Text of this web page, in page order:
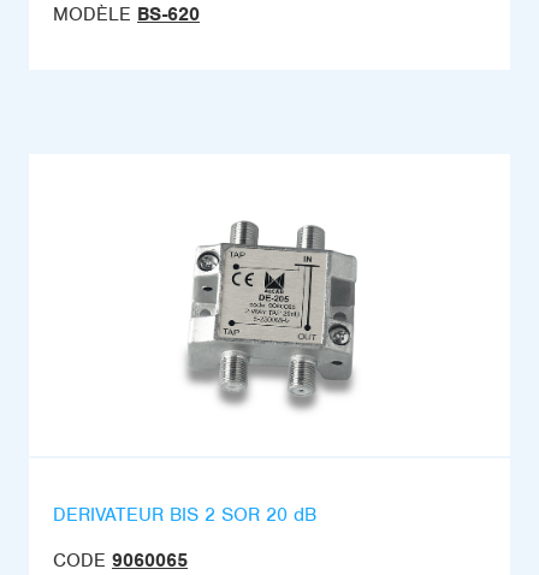
MODÈLE BS-620
DERIVATEUR BIS 2 SOR 20 dB
CODE 9060065